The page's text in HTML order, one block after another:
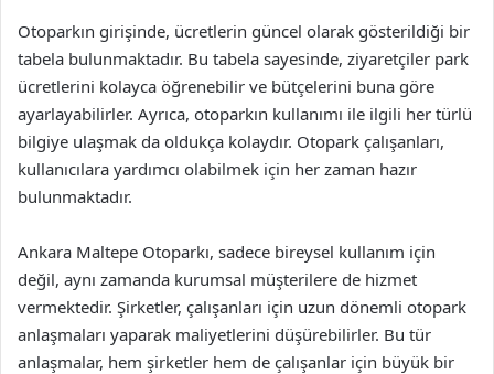
Otoparkın girişinde, ücretlerin güncel olarak gösterildiği bir
tabela bulunmaktadır. Bu tabela sayesinde, ziyaretçiler park
ücretlerini kolayca öğrenebilir ve bütçelerini buna göre
ayarlayabilirler. Ayrıca, otoparkın kullanımı ile ilgili her türlü
bilgiye ulaşmak da oldukça kolaydır. Otopark çalışanları,
kullanıcılara yardımcı olabilmek için her zaman hazır
bulunmaktadır.
Ankara Maltepe Otoparkı, sadece bireysel kullanım için
değil, aynı zamanda kurumsal müşterilere de hizmet
vermektedir. Şirketler, çalışanları için uzun dönemli otopark
anlaşmaları yaparak maliyetlerini düşürebilirler. Bu tür
anlaşmalar, hem şirketler hem de çalışanlar için büyük bir